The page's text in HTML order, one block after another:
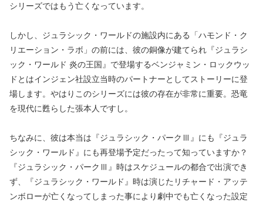
シリーズではもう亡くなっています。
しかし、ジュラシック・ワールドの施設内にある「ハモンド・ク
リエーション・ラボ」の前には、彼の銅像が建てられ『ジュラシ
ック・ワールド 炎の王国』で登場するベンジャミン・ロックウッ
ドとはインジェン社設立当時のパートナーとしてストーリーに登
場します。やはりこのシリーズには彼の存在が非常に重要。恐竜
を現代に甦らした張本人ですし。
ちなみに、彼は本当は『ジュラシック・パークⅢ』にも『ジュラ
シック・ワールド』にも再登場予定だったって知っていますか？
『ジュラシック・パークⅢ』時はスケジュールの都合で出演でき
ず、『ジュラシック・ワールド』時は演じたリチャード・アッテ
ンボローが亡くなってしまった事により劇中でも亡くなった設定